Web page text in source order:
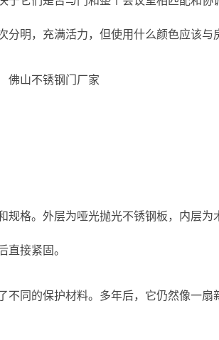
明，充满活力，但使用什么颜色应该与
格。外层为哑光抛光不锈钢板，内层
直接紧固。
同的保护材料。多年后，它仍然像一